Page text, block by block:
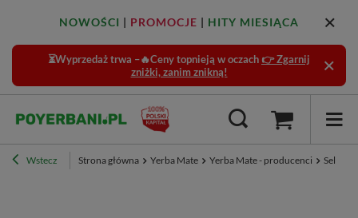
NOWOŚCI | PROMOCJE | HITY MIESIĄCA
⏳Wyprzedaż trwa –🔥Ceny topnieją w oczach 👉 Zgarnij
zniżki, zanim znikną!
Wstecz Strona główna Yerba Mate Yerba Mate - producenci Selecta